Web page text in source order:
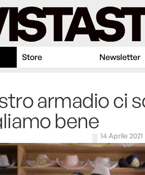
Store Newsletter
armadio ci
bene
14 Aprile 2021